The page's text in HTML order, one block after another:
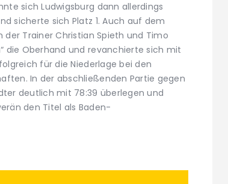
sich Ludwigsburg dann allerdings
sicherte sich Platz 1. Auch auf dem
Trainer Christian Spieth und Timo
die Oberhand und revanchierte sich mit
für die Niederlage bei den
In der abschließenden Partie gegen
deutlich mit 78:39 überlegen und
den Titel als Baden-